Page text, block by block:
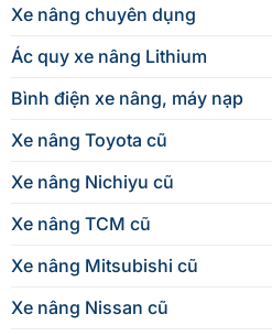
Xe nâng chuyên dụng
Ác quy xe nâng Lithium
Bình điện xe nâng, máy nạp
Xe nâng Toyota cũ
Xe nâng Nichiyu cũ
Xe nâng TCM cũ
Xe nâng Mitsubishi cũ
Xe nâng Nissan cũ